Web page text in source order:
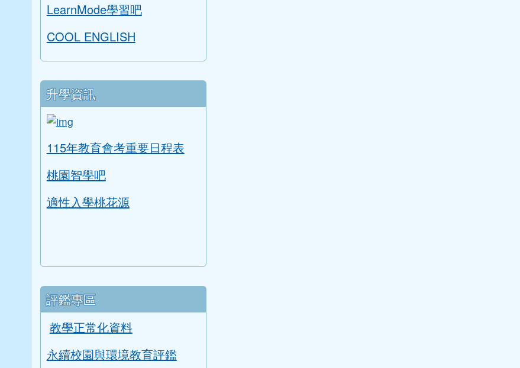
LearnMode學習吧
COOL ENGLISH
升學資訊
link to https://tyc.entry.edu.tw/NoExamImitate_TL/NoExamImitate/Apps/Page/Public/News.aspx \
ink to https://tyc.entry.edu.tw/NoExamImitate_TL/NoExamImitate/Apps/Page/Public/News.aspx
115年教育會考重要日程表
桃園智學吧
適性入學桃花源
評鑑專區
教學正常化資料
永續校園與環境教育評鑑